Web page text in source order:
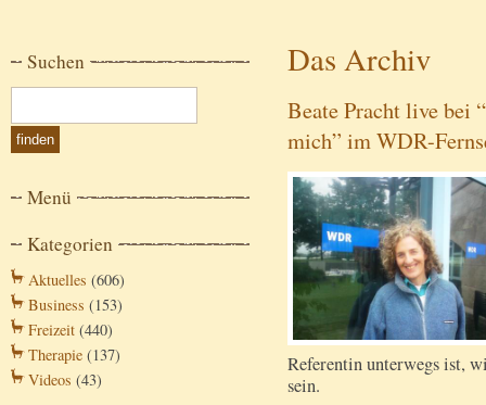
Suchen
Menü
Kategorien
Aktuelles (606)
Business (153)
Freizeit (440)
Therapie (137)
Videos (43)
Das Archiv
Beate Pracht live bei
mich” im WDR-
Referentin unterwegs ist,
sein.